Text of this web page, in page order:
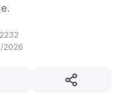
2026
no WhatsApp
Compartilhar